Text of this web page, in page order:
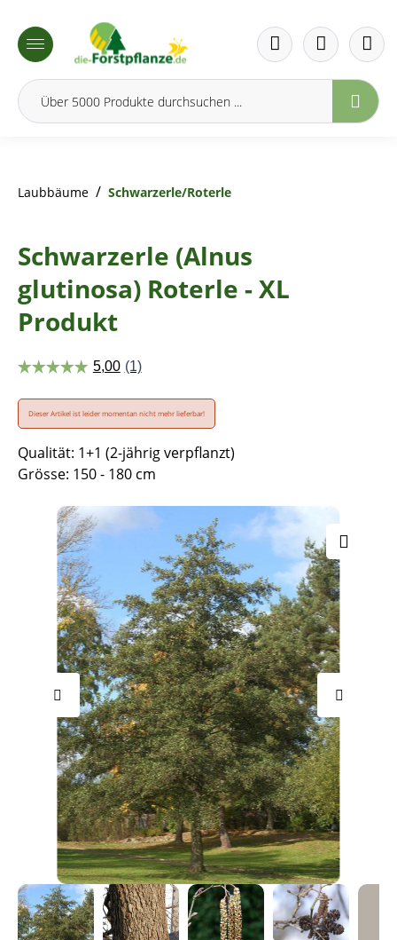
springen
Laubbäume / Schwarzerle/Roterle
Schwarzerle (Alnus
glutinosa) Roterle - XL
Produkt
Dieser Artikel ist leider momentan nicht mehr lieferbar!
Qualität: 1+1 (2-jährig verpflanzt)
Grösse: 150 - 180 cm